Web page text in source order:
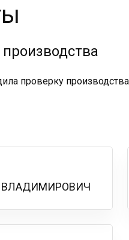
проверку производства
ВЛАДИМИРОВИЧ